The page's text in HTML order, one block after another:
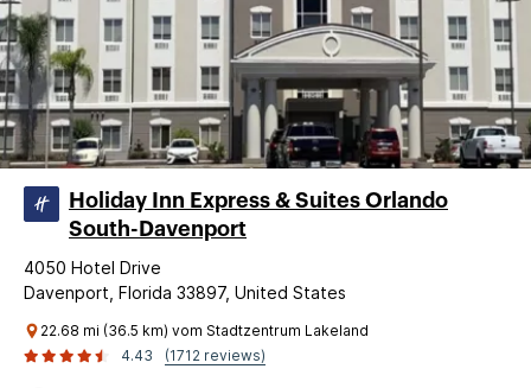
Holiday Inn Express & Suites Orlando
South-Davenport
4050 Hotel Drive
Davenport, Florida 33897, United States
22.68 mi (36.5 km) vom Stadtzentrum Lakeland
4.43
(1712 reviews)